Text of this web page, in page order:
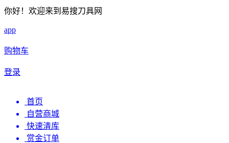
你好！欢迎来到易搜刀具网
app
购物车
登录
首页
自营商城
快速清库
赏金订单